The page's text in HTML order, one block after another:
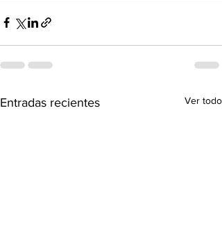
Entradas recientes Ver todo